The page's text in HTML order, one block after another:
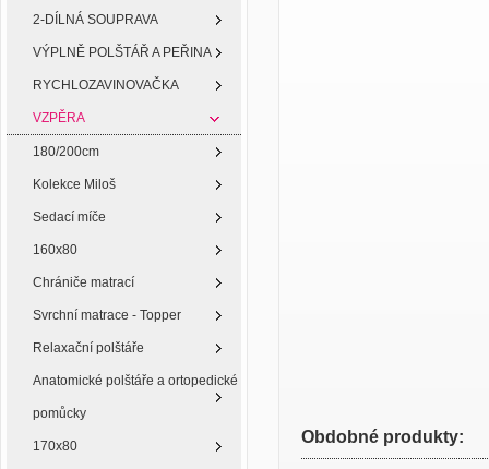
2-DÍLNÁ SOUPRAVA
VÝPLNĚ POLŠTÁŘ A PEŘINA
RYCHLOZAVINOVAČKA
VZPĚRA
180/200cm
Kolekce Miloš
Sedací míče
160x80
Chrániče matrací
Svrchní matrace - Topper
Relaxační polštáře
Anatomické polštáře a ortopedické
pomůcky
170x80 Obdobné produkty: